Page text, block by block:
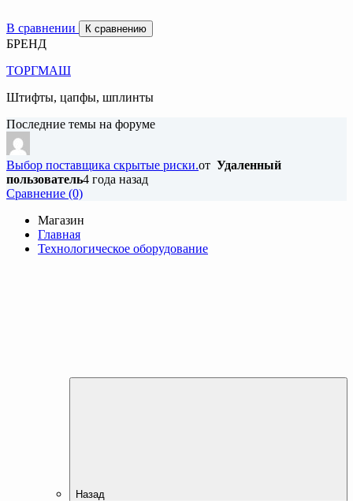
В сравнении К сравнению
БРЕНД
ТОРГМАШ
Штифты, цапфы, шплинты
Последние темы на форуме
Выбор поставщика скрытые риски.от Удаленный
пользователь4 года назад
Cравнение (0)
Магазин
Главная
Технологическое оборудование
Назад